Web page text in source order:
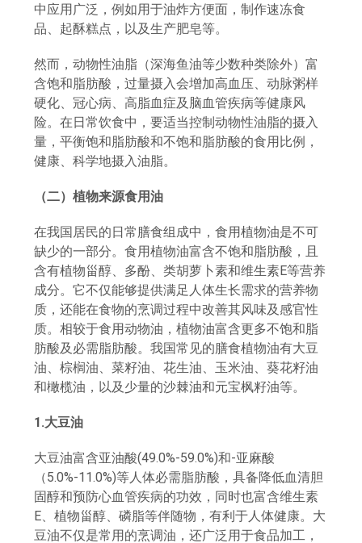
中应用广泛，例如用于油炸方便面，制作速冻食
品、起酥糕点，以及生产肥皂等。
然而，动物性油脂（深海鱼油等少数种类除外）富
含饱和脂肪酸，过量摄入会增加高血压、动脉粥样
硬化 、冠心病、高脂血症及脑血管疾病等健康风
险。在日常饮食中，要适当控制动物性油脂的摄入
量，平衡饱和脂肪酸和不饱和脂肪酸的食用比例，
健康、科学地摄入油脂。
（二）植物来源食用油
在我国居民的日常膳食组成中，食用植物油是不可
缺少的一部分。食用植物油富含不饱和脂肪酸，且
含有植物甾醇 、多酚、类胡萝卜素和维生素E等营养
成分。它不仅能够提供满足人体生长需求的营养物
质，还能在食物的烹调过程中改善其风味及感官性
质。相较于食用动物油，植物油富含更多不饱和脂
肪酸及必需脂肪酸。我国常见的膳食植物油有大豆
油、棕榈油、菜籽油、花生油、玉米油、葵花籽油
和橄榄油，以及少量的沙棘油和元宝枫籽油等。
1.大豆油
大豆油富含亚油酸(49.0%-59.0%)和-亚麻酸
（5.0%-11.0%)等人体必需脂肪酸，具备降低血清胆
固醇和预防心血管疾病的功效，同时也富含维生素
E、植物甾醇、磷脂等伴随物，有利于人体健康。大
豆油不仅是常用的烹调油，还广泛用于食品加工，